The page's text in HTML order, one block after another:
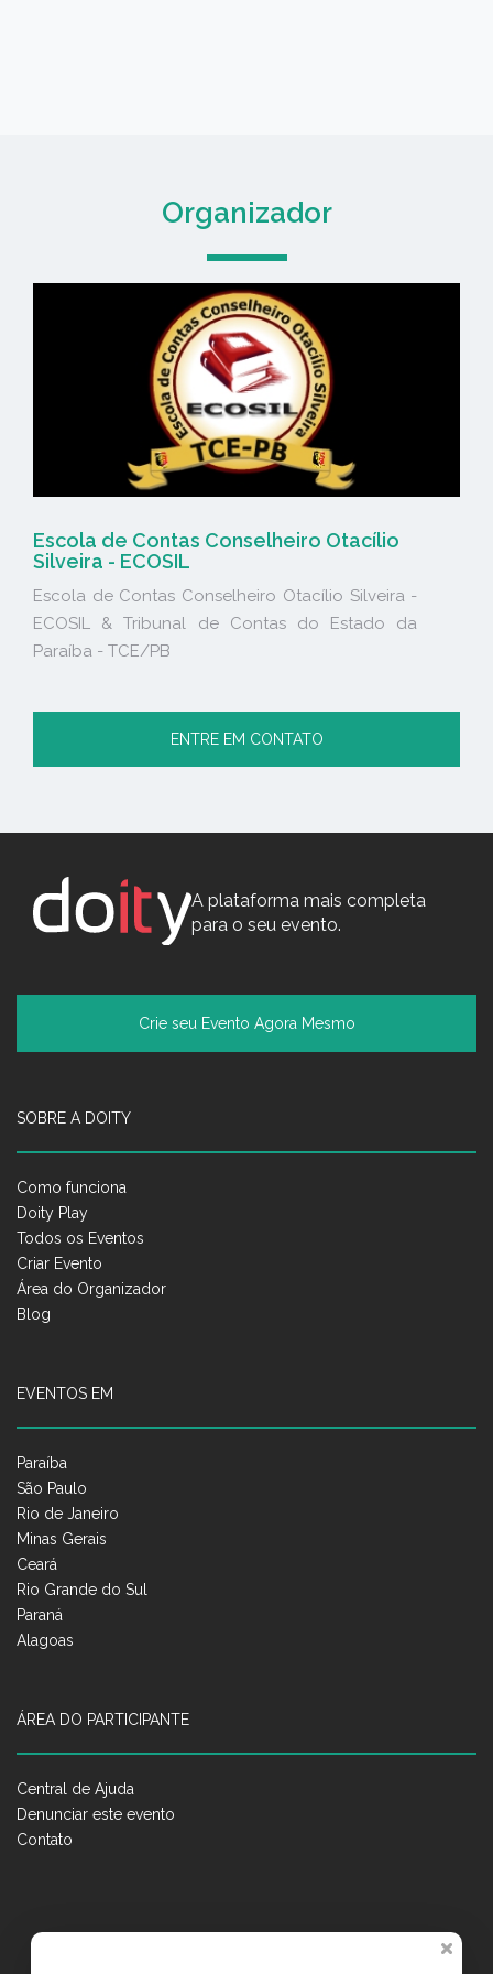
Organizador
Escola de Contas Conselheiro Otacílio
Silveira - ECOSIL
Escola de Contas Conselheiro Otacílio Silveira -
ECOSIL & Tribunal de Contas do Estado da
Paraíba - TCE/PB
ENTRE EM CONTATO
A plataforma mais completa
para o seu evento.
Crie seu Evento Agora Mesmo
SOBRE A DOITY
Como funciona
Doity Play
Todos os Eventos
Criar Evento
Área do Organizador
Blog
EVENTOS EM
Paraíba
São Paulo
Rio de Janeiro
Minas Gerais
Ceará
Rio Grande do Sul
Paraná
Alagoas
ÁREA DO PARTICIPANTE
Central de Ajuda
Denunciar este evento
Contato